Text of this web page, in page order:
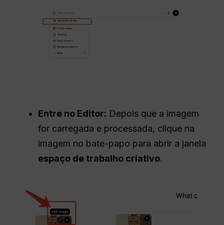
Entre no Editor: Depois que a imagem
for carregada e processada, clique na
imagem no bate-papo para abrir a janela
espaço de trabalho criativo.